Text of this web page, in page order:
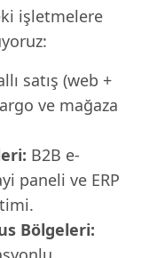
işletmelere
satış (web +
ve mağaza
B2B e-
paneli ve ERP
Bölgeleri: